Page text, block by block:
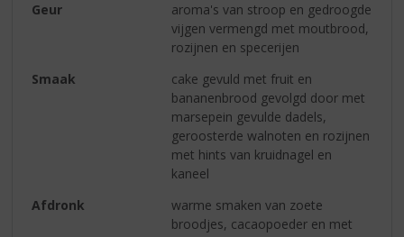
Geur
aroma's van stroop en gedroogde
vijgen vermengd met moutbrood,
rozijnen en specerijen
Smaak
cake gevuld met fruit en
bananenbrood gevolgd door met
marsepein gevulde dadels,
geroosterde walnoten en rozijnen
met hints van kruidnagel en
kaneel
Afdronk
warme smaken van zoete
broodjes, cacaopoeder en met